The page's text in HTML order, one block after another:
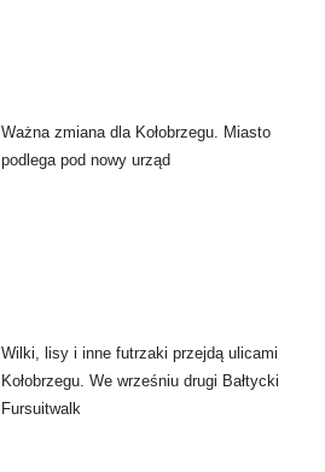
Ważna zmiana dla Kołobrzegu. Miasto
podlega pod nowy urząd
Wilki, lisy i inne futrzaki przejdą ulicami
Kołobrzegu. We wrześniu drugi Bałtycki
Fursuitwalk